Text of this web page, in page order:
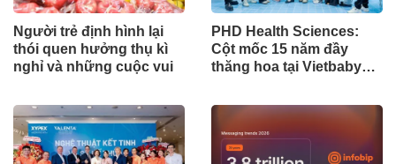
Người trẻ định hình lại
thói quen hưởng thụ kì
nghỉ và những cuộc vui
PHD Health Sciences:
Cột mốc 15 năm đầy
thăng hoa tại Vietbaby